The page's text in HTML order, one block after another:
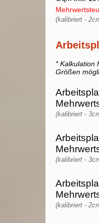
(kalibriert -
* Kalkulation
Größen
(kalibriert -
(kalibriert -
(kalibriert -